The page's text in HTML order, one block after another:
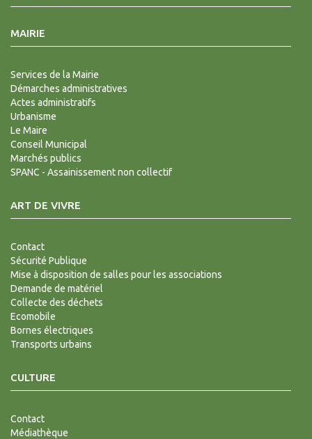
MAIRIE
Services de la Mairie
Démarches administratives
Actes administratifs
Urbanisme
Le Maire
Conseil Municipal
Marchés publics
SPANC - Assainissement non collectif
ART DE VIVRE
Contact
Sécurité Publique
Mise à disposition de salles pour les associations
Demande de matériel
Collecte des déchets
Ecomobile
Bornes électriques
Transports urbains
CULTURE
Contact
Médiathèque